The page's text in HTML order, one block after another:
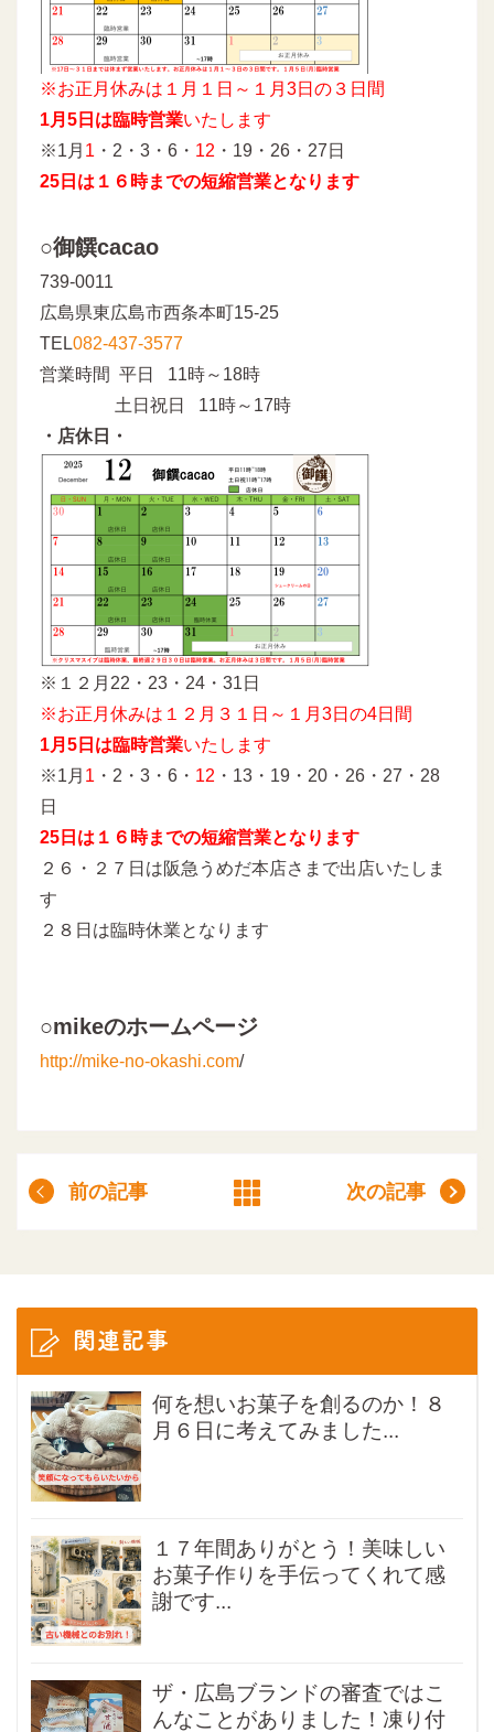
※お正月休みは１月１日～１月3日の３日間
1月5日は臨時営業いたします
※1月 1 ・2・3・6・ 12 ・19・26・27日
25日は１６時までの短縮営業となります
○御饌cacao
739-0011
広島県東広島市西条本町15-25
TEL082-437-3577
営業時間 平日 11時～18時
土日祝日 11時～17時
・店休日・
※１２月22・23・24・31日
※お正月休みは１２月３１日～１月3日の4日間
1月5日は臨時営業いたします
※1月 1 ・2・3・6・ 12 ・13・19・20・26・27・28
日
25日は１６時までの短縮営業となります
２６・２７日は阪急うめだ本店さまで出店いたしま
す
２８日は臨時休業となります
○mikeのホームページ
http://mike-no-okashi.com/
前の記事 次の記事
関連記事
何を想いお菓子を創るのか！８
月６日に考えてみました...
１７年間ありがとう！美味しい
お菓子作りを手伝ってくれて感
謝です...
ザ・広島ブランドの審査ではこ
んなことがありました！凍り付